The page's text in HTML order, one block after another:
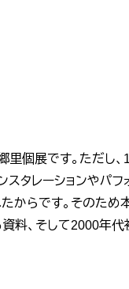
個展です。ただし、
タレーションやパフ
からです。そのため
料、そして2000年代